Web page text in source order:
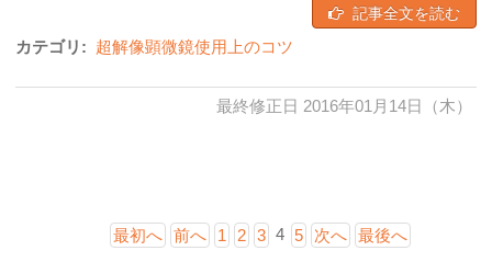
記事全文を読む
カテゴリ: 超解像顕微鏡使用上のコツ
最終修正日 2016年01月14日（木）
最初へ 前へ 1 2 3 4 5 次へ
最後へ